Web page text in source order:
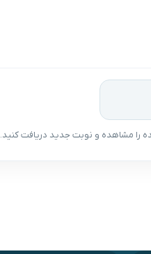
را مشاهده و نوبت جدید دریافت کنید.